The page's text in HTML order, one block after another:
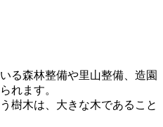
る森林整備や里山整備、造園
れます。
樹木は、大きな木であること